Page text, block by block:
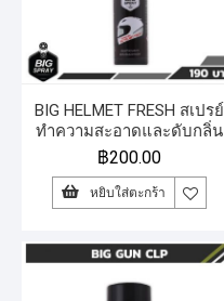
BIG HELMET FRESH สเปรย์
ทำความสะอาดและดับกลิ่น
หมวกกันน็อค
฿200.00
หยิบใส่ตะกร้า